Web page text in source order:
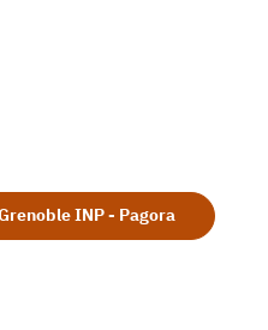
INP - Pagora